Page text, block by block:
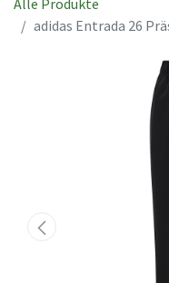
adidas Entrada 26